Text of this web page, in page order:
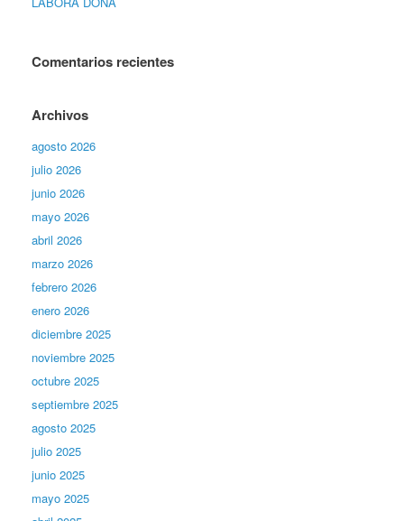
Comentarios recientes
Archivos
agosto 2026
julio 2026
junio 2026
mayo 2026
abril 2026
marzo 2026
febrero 2026
enero 2026
diciembre 2025
noviembre 2025
octubre 2025
septiembre 2025
agosto 2025
julio 2025
junio 2025
mayo 2025